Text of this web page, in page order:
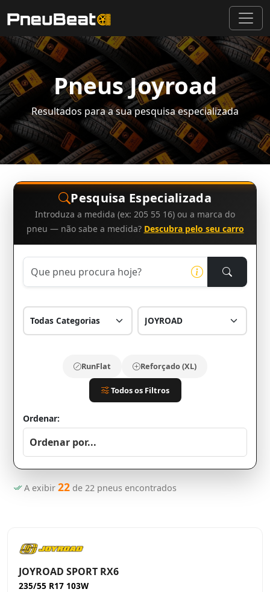
Pneus Joyroad
Resultados para a sua pesquisa especializada
Pesquisa Especializada
Introduza a medida (ex: 205 55 16) ou a marca do
pneu — não sabe a medida? Descubra pelo seu carro
RunFlat Reforçado (XL)
Todos os Filtros
Ordenar:
A exibir 22 de 22 pneus encontrados
JOYROAD SPORT RX6
235/55 R17 103W